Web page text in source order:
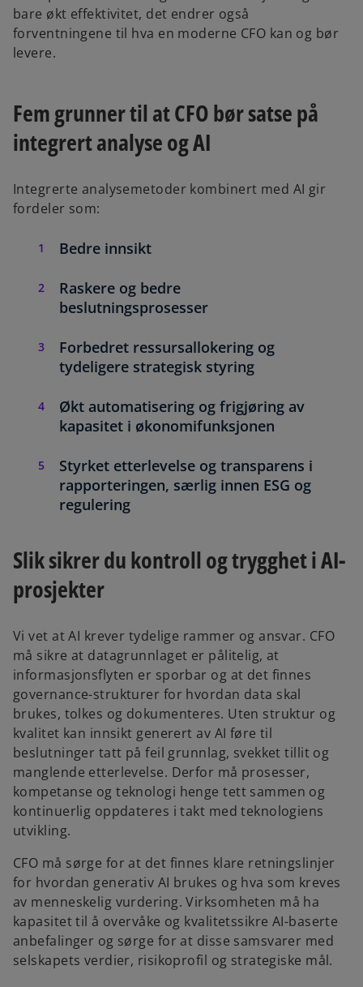
bare økt effektivitet, det endrer også
forventningene til hva en moderne CFO kan og bør
levere.
Fem grunner til at CFO bør satse på
integrert analyse og AI
Integrerte analysemetoder kombinert med AI gir
fordeler som:
Bedre innsikt
Raskere og bedre
beslutningsprosesser
Forbedret ressursallokering og
tydeligere strategisk styring
Økt automatisering og frigjøring av
kapasitet i økonomifunksjonen
Styrket etterlevelse og transparens i
rapporteringen, særlig innen ESG og
regulering
Slik sikrer du kontroll og trygghet i AI-
prosjekter
Vi vet at AI krever tydelige rammer og ansvar. CFO
må sikre at datagrunnlaget er pålitelig, at
informasjonsflyten er sporbar og at det finnes
governance-strukturer for hvordan data skal
brukes, tolkes og dokumenteres. Uten struktur og
kvalitet kan innsikt generert av AI føre til
beslutninger tatt på feil grunnlag, svekket tillit og
manglende etterlevelse. Derfor må prosesser,
kompetanse og teknologi henge tett sammen og
kontinuerlig oppdateres i takt med teknologiens
utvikling.
CFO må sørge for at det finnes klare retningslinjer
for hvordan generativ AI brukes og hva som kreves
av menneskelig vurdering. Virksomheten må ha
kapasitet til å overvåke og kvalitetssikre AI-baserte
anbefalinger og sørge for at disse samsvarer med
selskapets verdier, risikoprofil og strategiske mål.